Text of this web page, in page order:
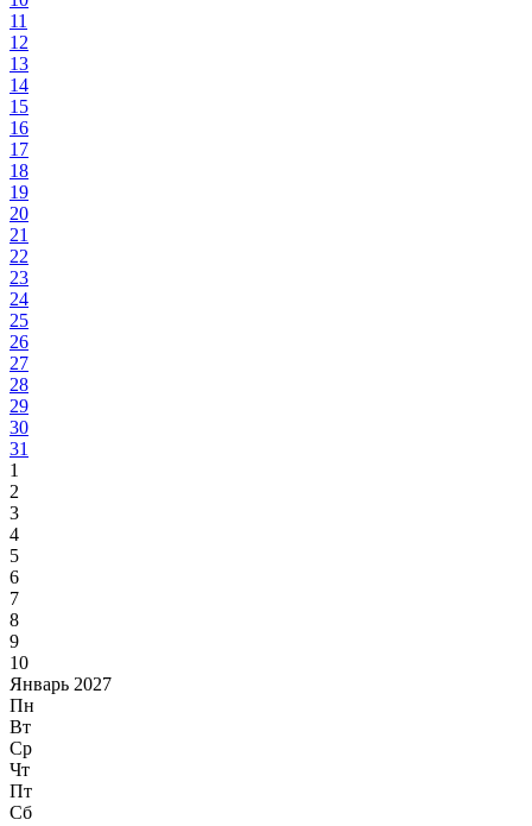
11
12
13
14
15
16
17
18
19
20
21
22
23
24
25
26
27
28
29
30
31
1
2
3
4
5
6
7
8
9
10
Январь 2027
Пн
Вт
Ср
Чт
Пт
Сб